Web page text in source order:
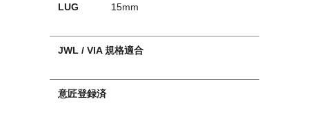
LUG 15mm
JWL / VIA 規格適合
意匠登録済